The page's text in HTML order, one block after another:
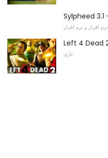
نرم افزار و نرم افزار
بازی